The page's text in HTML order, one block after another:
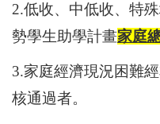
2.低收、中低收、特
勢學生助學計畫家庭
3.家庭經濟現況困難
核通過者。